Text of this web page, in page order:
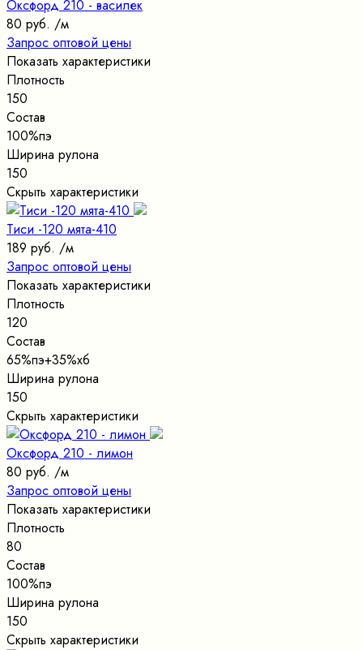
Оксфорд 210 - василек
80 руб. /м
Запрос оптовой цены
Показать характеристики
Плотность
150
Состав
100%пэ
Ширина рулона
150
Скрыть характеристики
Тиси -120 мята-410
189 руб. /м
Запрос оптовой цены
Показать характеристики
Плотность
120
Состав
65%пэ+35%хб
Ширина рулона
150
Скрыть характеристики
Оксфорд 210 - лимон
80 руб. /м
Запрос оптовой цены
Показать характеристики
Плотность
80
Состав
100%пэ
Ширина рулона
150
Скрыть характеристики